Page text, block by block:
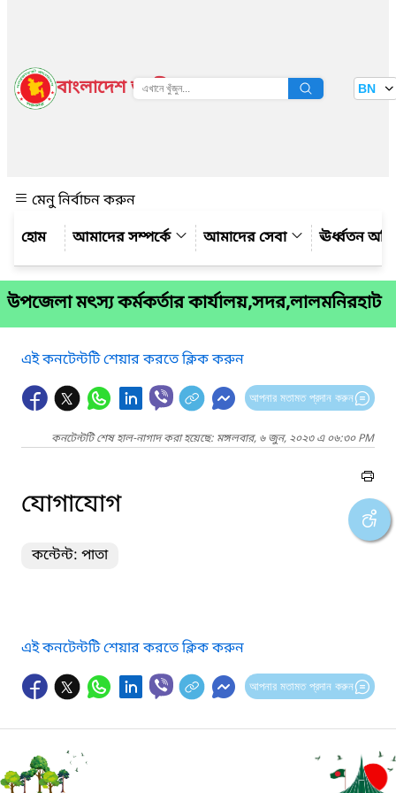
বাংলাদেশ জাতীয় তথ্য বাতায়ন BN
মেনু নির্বাচন করুন
আমাদের সম্পর্কে
আমাদের সেবা ঊর্ধ্বতন
উপজেলা মৎস্য কর্মকর্তার কার্যালয়,সদর,লালমনিরহাট
এই কনটেন্টটি শেয়ার করতে ক্লিক করুন
আপনার মতামত প্রদান করুন
কনটেন্টটি শেষ হাল-নাগাদ করা হয়েছে: মঙ্গলবার, ৬ জুন, ২০২৩ এ ০৬:৩০ PM
যোগাযোগ
কন্টেন্ট: পাতা
এই কনটেন্টটি শেয়ার করতে ক্লিক করুন
আপনার মতামত প্রদান করুন